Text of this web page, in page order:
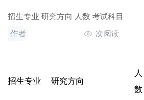
招生专业 研究方向 人数 考试科目
作者 次阅读
招生专业 研究方向
人
数